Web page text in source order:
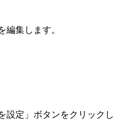
編集します。
設定」ボタンをクリックし